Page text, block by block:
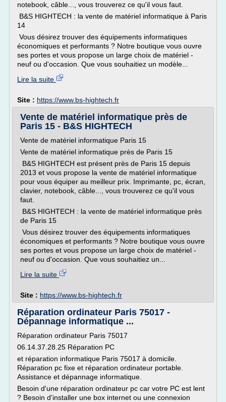
notebook, câble..., vous trouverez ce qu'il vous faut.
B&S HIGHTECH : la vente de matériel informatique à Paris
14
Vous désirez trouver des équipements informatiques
économiques et performants ? Notre boutique vous ouvre
ses portes et vous propose un large choix de matériel -
neuf ou d'occasion. Que vous souhaitiez un modèle...
Lire la suite
Site : https://www.bs-hightech.fr
Vente de matériel informatique près de
Paris 15 - B&S HIGHTECH
Vente de matériel informatique Paris 15
Vente de matériel informatique près de Paris 15
B&S HIGHTECH est présent près de Paris 15 depuis
2013 et vous propose la vente de matériel informatique
pour vous équiper au meilleur prix. Imprimante, pc, écran,
clavier, notebook, câble..., vous trouverez ce qu'il vous
faut.
B&S HIGHTECH : la vente de matériel informatique près
de Paris 15
Vous désirez trouver des équipements informatiques
économiques et performants ? Notre boutique vous ouvre
ses portes et vous propose un large choix de matériel -
neuf ou d'occasion. Que vous souhaitiez un...
Lire la suite
Site : https://www.bs-hightech.fr
Réparation ordinateur Paris 75017 -
Dépannage informatique ...
Réparation ordinateur Paris 75017
06.14.37.28.25 Réparation PC
et réparation informatique Paris 75017 à domicile.
Réparation pc fixe et réparation ordinateur portable.
Assistance et dépannage informatique.
Besoin d'une réparation ordinateur pc car votre PC est lent
? Besoin d'installer une box internet ou une connexion